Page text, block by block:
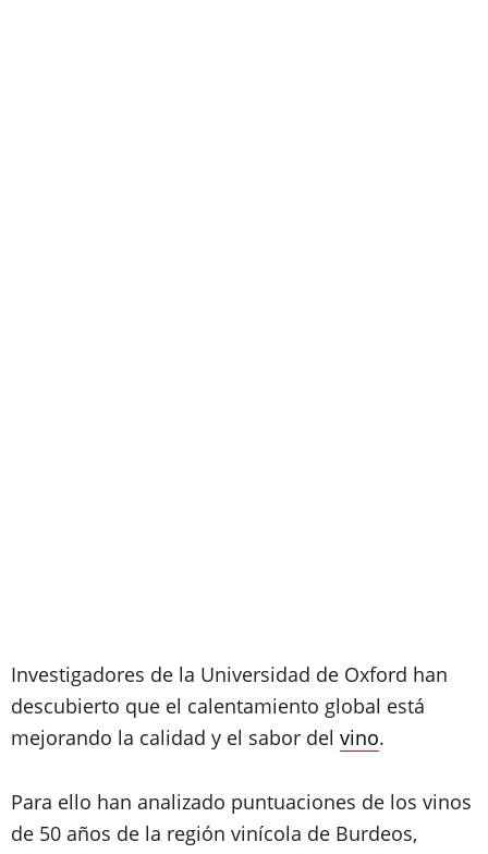
Investigadores de la Universidad de Oxford han
descubierto que el calentamiento global está
mejorando la calidad y el sabor del vino.
Para ello han analizado puntuaciones de los vinos
de 50 años de la región vinícola de Burdeos,